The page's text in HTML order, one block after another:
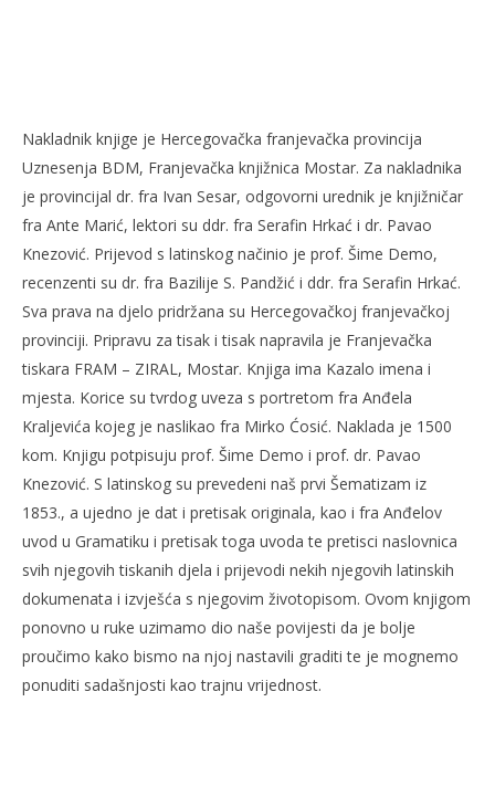
Nakladnik knjige je Hercegovačka franjevačka provincija
Uznesenja BDM, Franjevačka knjižnica Mostar. Za nakladnika
je provincijal dr. fra Ivan Sesar, odgovorni urednik je knjižničar
fra Ante Marić, lektori su ddr. fra Serafin Hrkać i dr. Pavao
Knezović. Prijevod s latinskog načinio je prof. Šime Demo,
recenzenti su dr. fra Bazilije S. Pandžić i ddr. fra Serafin Hrkać.
Sva prava na djelo pridržana su Hercegovačkoj franjevačkoj
provinciji. Pripravu za tisak i tisak napravila je Franjevačka
tiskara FRAM – ZIRAL, Mostar. Knjiga ima Kazalo imena i
mjesta. Korice su tvrdog uveza s portretom fra Anđela
Kraljevića kojeg je naslikao fra Mirko Ćosić. Naklada je 1500
kom. Knjigu potpisuju prof. Šime Demo i prof. dr. Pavao
Knezović. S latinskog su prevedeni naš prvi Šematizam iz
1853., a ujedno je dat i pretisak originala, kao i fra Anđelov
uvod u Gramatiku i pretisak toga uvoda te pretisci naslovnica
svih njegovih tiskanih djela i prijevodi nekih njegovih latinskih
dokumenata i izvješća s njegovim životopisom. Ovom knjigom
ponovno u ruke uzimamo dio naše povijesti da je bolje
proučimo kako bismo na njoj nastavili graditi te je mognemo
ponuditi sadašnjosti kao trajnu vrijednost.